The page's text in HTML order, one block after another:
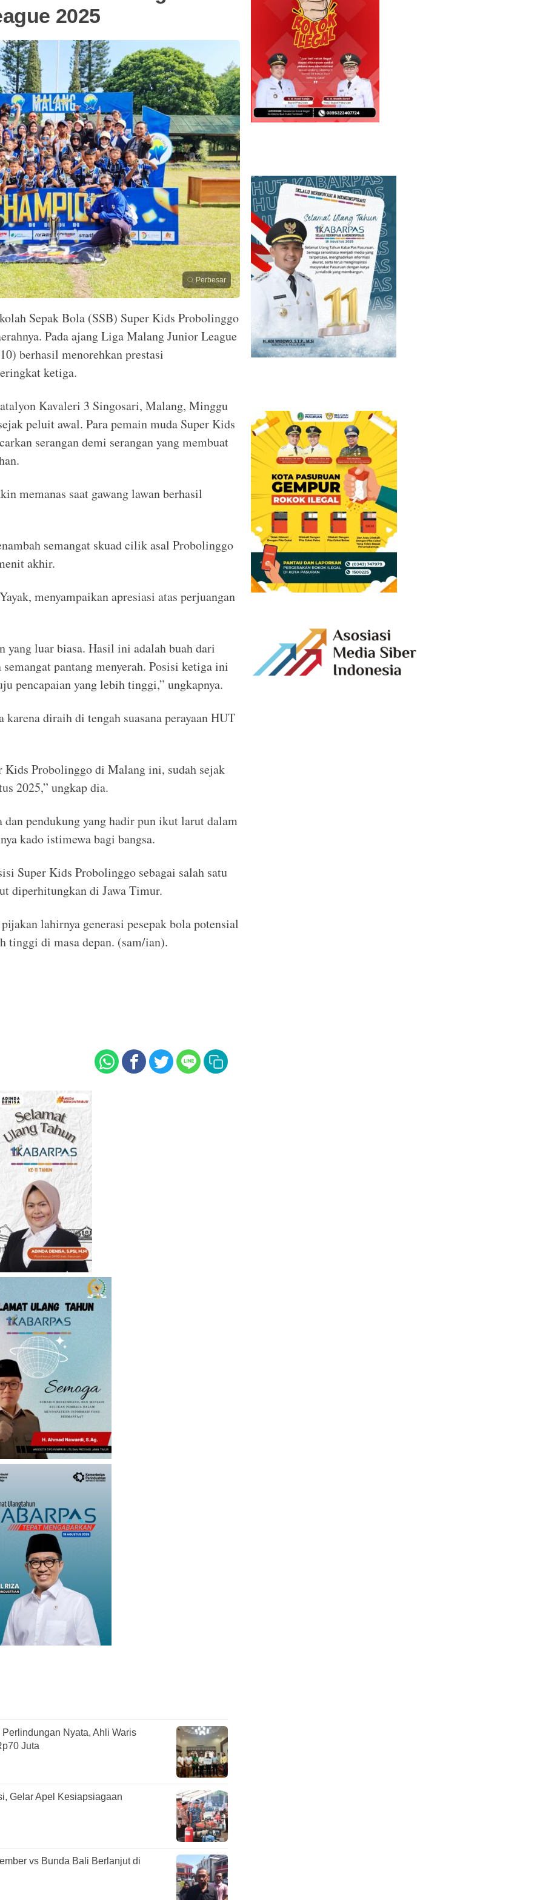
2025
Perbesar
Sepak Bola (SSB) Super Kids Probolinggo
Pada ajang Liga Malang Junior League
berhasil menorehkan prestasi
ketiga.
Kavaleri 3 Singosari, Malang, Minggu
peluit awal. Para pemain muda Super Kids
serangan demi serangan yang membuat
memanas saat gawang lawan berhasil
semangat skuad cilik asal Probolinggo
akhir.
menyampaikan apresiasi atas perjuangan
yang luar biasa. Hasil ini adalah buah dari
pantang menyerah. Posisi ketiga ini
pencapaian yang lebih tinggi,” ungkapnya.
diraih di tengah suasana perayaan HUT
Probolinggo di Malang ini, sudah sejak
2025,” ungkap dia.
dan pendukung yang hadir pun ikut larut dalam
kado istimewa bagi bangsa.
Super Kids Probolinggo sebagai salah satu
diperhitungkan di Jawa Timur.
lahirnya generasi pesepak bola potensial
tinggi di masa depan. (sam/ian).
Nyata, Ahli Waris
Juta
Gelar Apel Kesiapsiagaan
vs Bunda Bali Berlanjut di